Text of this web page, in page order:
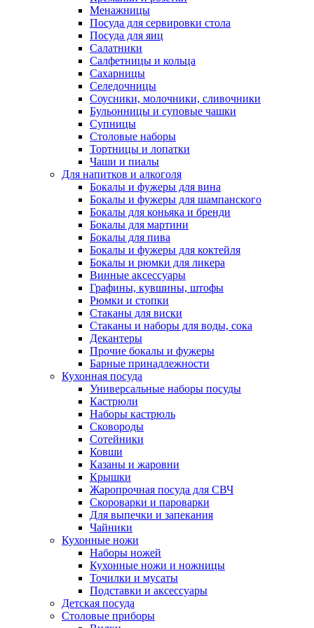
Менажницы
Посуда для сервировки стола
Посуда для яиц
Салатники
Салфетницы и кольца
Сахарницы
Селедочницы
Соусники, молочники, сливочники
Бульонницы и суповые чашки
Супницы
Столовые наборы
Тортницы и лопатки
Чаши и пиалы
Для напитков и алкоголя
Бокалы и фужеры для вина
Бокалы и фужеры для шампанского
Бокалы для коньяка и бренди
Бокалы для мартини
Бокалы для пива
Бокалы и фужеры для коктейля
Бокалы и рюмки для ликера
Винные аксессуары
Графины, кувшины, штофы
Рюмки и стопки
Стаканы для виски
Стаканы и наборы для воды, сока
Декантеры
Прочие бокалы и фужеры
Барные принадлежности
Кухонная посуда
Универсальные наборы посуды
Кастрюли
Наборы кастрюль
Сковороды
Сотейники
Ковши
Казаны и жаровни
Крышки
Жаропрочная посуда для СВЧ
Скороварки и пароварки
Для выпечки и запекания
Чайники
Кухонные ножи
Наборы ножей
Кухонные ножи и ножницы
Точилки и мусаты
Подставки и аксессуары
Детская посуда
Столовые приборы